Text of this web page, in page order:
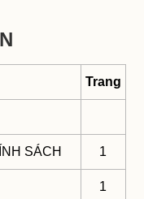
Trang
SÁCH 1
1